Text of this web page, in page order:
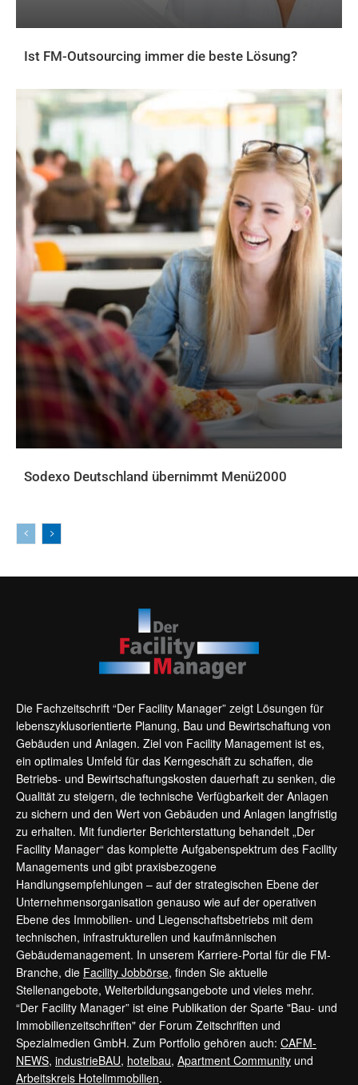
Ist FM-Outsourcing immer die beste Lösung?
Sodexo Deutschland übernimmt Menü2000
Die Fachzeitschrift “Der Facility Manager” zeigt Lösungen für
lebenszyklusorientierte Planung, Bau und Bewirtschaftung von
Gebäuden und Anlagen. Ziel von Facility Management ist es,
ein optimales Umfeld für das Kerngeschäft zu schaffen, die
Betriebs- und Bewirtschaftungskosten dauerhaft zu senken, die
Qualität zu steigern, die technische Verfügbarkeit der Anlagen
zu sichern und den Wert von Gebäuden und Anlagen langfristig
zu erhalten. Mit fundierter Berichterstattung behandelt „Der
Facility Manager“ das komplette Aufgabenspektrum des Facility
Managements und gibt praxisbezogene
Handlungsempfehlungen – auf der strategischen Ebene der
Unternehmensorganisation genauso wie auf der operativen
Ebene des Immobilien- und Liegenschaftsbetriebs mit dem
technischen, infrastrukturellen und kaufmännischen
Gebäudemanagement. In unserem Karriere-Portal für die FM-
Branche, die Facility Jobbörse, finden Sie aktuelle
Stellenangebote, Weiterbildungsangebote und vieles mehr.
“Der Facility Manager” ist eine Publikation der Sparte "Bau- und
Immobilienzeitschriften" der Forum Zeitschriften und
Spezialmedien GmbH. Zum Portfolio gehören auch: CAFM-
NEWS, industrieBAU, hotelbau, Apartment Community und
Arbeitskreis Hotelimmobilien.